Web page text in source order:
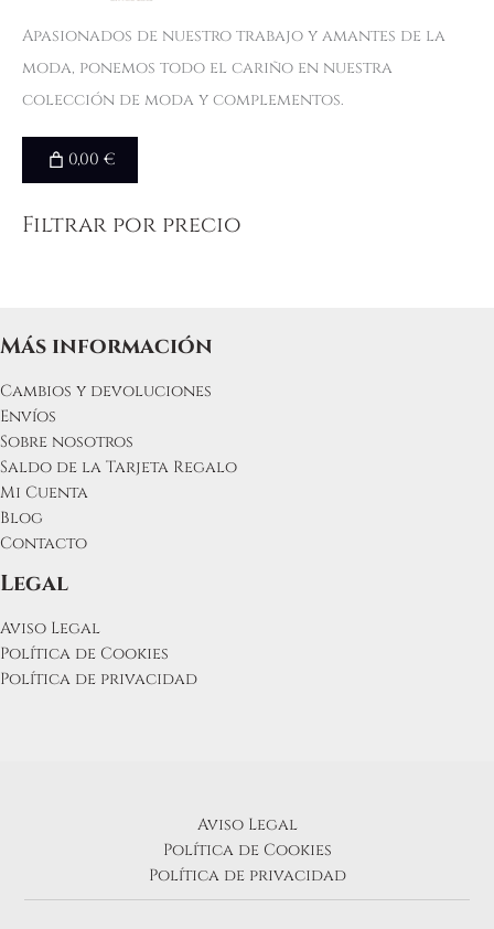
Apasionados de nuestro trabajo y amantes de la
moda, ponemos todo el cariño en nuestra
colección de moda y complementos.
0,00 €
Filtrar por precio
Más información
Cambios y devoluciones
Envíos
Sobre nosotros
Saldo de la Tarjeta Regalo
Mi Cuenta
Blog
Contacto
Legal
Aviso Legal
Política de Cookies
Política de privacidad
Aviso Legal
Política de Cookies
Política de privacidad